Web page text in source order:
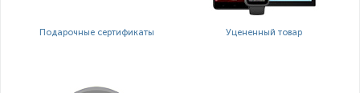
Подарочные сертификаты Уцененный товар